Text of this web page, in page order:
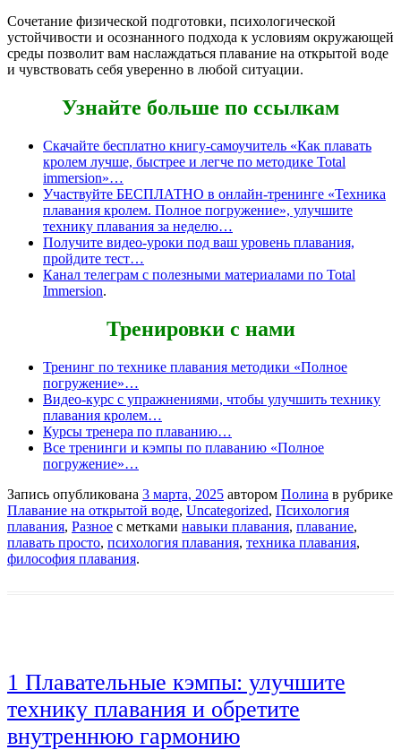
Сочетание физической подготовки, психологической
устойчивости и осознанного подхода к условиям окружающей
среды позволит вам наслаждаться плавание на открытой воде
и чувствовать себя уверенно в любой ситуации.
Узнайте больше по ссылкам
Скачайте бесплатно книгу-самоучитель «Как плавать
кролем лучше, быстрее и легче по методике Total
immersion»…
Участвуйте БЕСПЛАТНО в онлайн-тренинге «Техника
плавания кролем. Полное погружение», улучшите
технику плавания за неделю…
Получите видео-уроки под ваш уровень плавания,
пройдите тест…
Канал телеграм с полезными материалами по Total
Immersion.
Тренировки с нами
Тренинг по технике плавания методики «Полное
погружение»…
Видео-курс с упражнениями, чтобы улучшить технику
плавания кролем…
Курсы тренера по плаванию…
Все тренинги и кэмпы по плаванию «Полное
погружение»…
Запись опубликована 3 марта, 2025 автором Полина в рубрике
Плавание на открытой воде, Uncategorized, Психология
плавания, Разное с метками навыки плавания, плавание,
плавать просто, психология плавания, техника плавания,
философия плавания.
1 Плавательные кэмпы: улучшите
технику плавания и обретите
внутреннюю гармонию